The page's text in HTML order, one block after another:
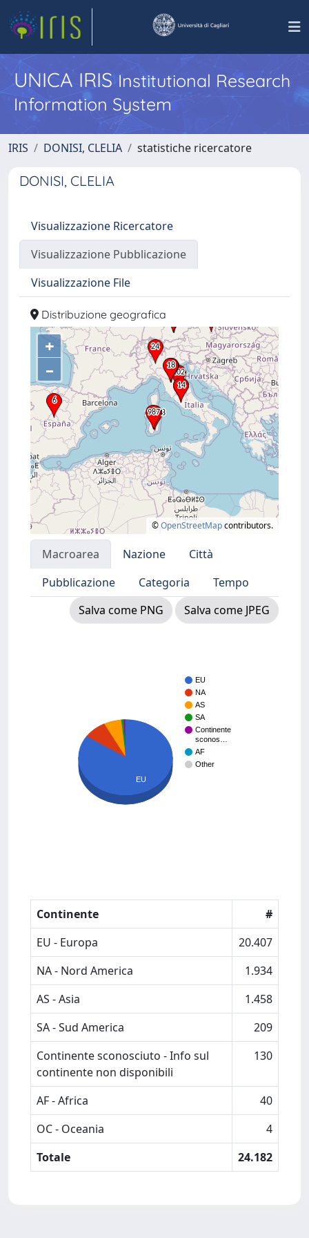
UNICA IRISInstitutional Research
Information System
IRIS DONISI, CLELIA statistiche ricercatore
DONISI, CLELIA
Visualizzazione Ricercatore
Visualizzazione Pubblicazione
Visualizzazione File
Distribuzione geografica
+
–
©OpenStreetMapcontributors.
Macroarea Nazione
Città
Pubblicazione
Categoria
Tempo
Salva come PNG
Salva come JPEG
EU
NA
AS
SA
Continente
sconos…
AF
Other
EU
Continente
#
EU - Europa
20.407
NA - Nord America
1.934
AS - Asia
1.458
SA - Sud America
209
Continente sconosciuto - Info sul
continente non disponibili
130
AF - Africa
40
OC - Oceania
4
Totale
24.182